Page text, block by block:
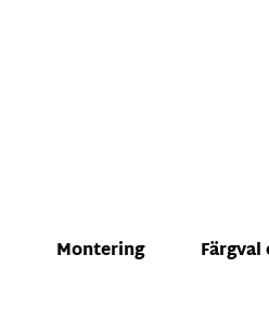
Montering